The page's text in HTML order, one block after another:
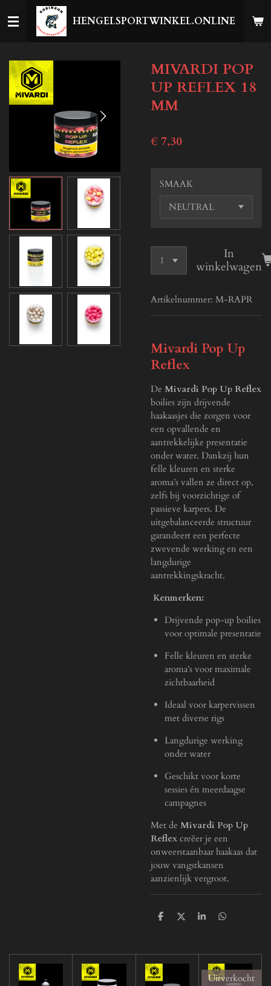
direct
hoofdinhoud
HENGELSPORTWINKEL.ONLINE
MIVARDI POP
UP REFLEX 18
MM
€ 7,30
SMAAK
In
winkelwagen
Artikelnummer: M-RAPR
Mivardi Pop Up
Reflex
De Mivardi Pop Up Reflex
boilies zijn drijvende
haakaasjes die zorgen voor
een opvallende en
aantrekkelijke presentatie
onder water. Dankzij hun
felle kleuren en sterke
aroma’s vallen ze direct op,
zelfs bij voorzichtige of
passieve karpers. De
uitgebalanceerde structuur
garandeert een perfecte
zwevende werking en een
langdurige
aantrekkingskracht.
Kenmerken:
Drijvende pop-up boilies
voor optimale presentatie
Felle kleuren en sterke
aroma’s voor maximale
zichtbaarheid
Ideaal voor karpervissen
met diverse rigs
Langdurige werking
onder water
Geschikt voor korte
sessies én meerdaagse
campagnes
Met de Mivardi Pop Up
Reflex creëer je een
onweerstaanbaar haakaas dat
jouw vangstkansen
aanzienlijk vergroot.
D
n
D
S
e
D
n
Uitverkocht